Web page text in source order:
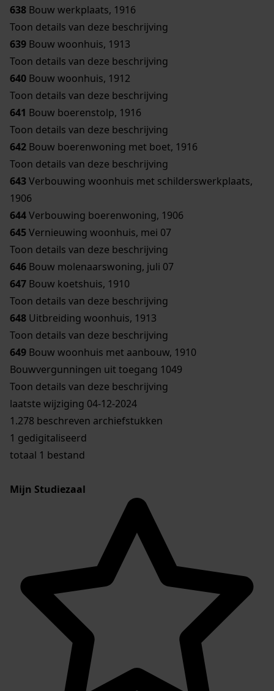
638 Bouw werkplaats, 1916
Toon details van deze beschrijving
639 Bouw woonhuis, 1913
Toon details van deze beschrijving
640 Bouw woonhuis, 1912
Toon details van deze beschrijving
641 Bouw boerenstolp, 1916
Toon details van deze beschrijving
642 Bouw boerenwoning met boet, 1916
Toon details van deze beschrijving
643Verbouwing woonhuis met schilderswerkplaats,
1906
644Verbouwing boerenwoning, 1906
645Vernieuwing woonhuis, mei 07
Toon details van deze beschrijving
646 Bouw molenaarswoning, juli 07
647 Bouw koetshuis, 1910
Toon details van deze beschrijving
648 Uitbreiding woonhuis, 1913
Toon details van deze beschrijving
649 Bouw woonhuis met aanbouw, 1910
Bouwvergunningen uit toegang 1049
Toon details van deze beschrijving
laatste wijziging 04-12-2024
1.278 beschreven archiefstukken
1 gedigitaliseerd
totaal 1 bestand
Mijn Studiezaal